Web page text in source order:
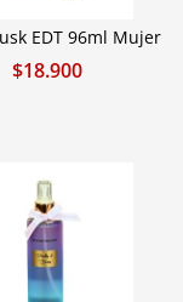
EDT 96ml Mujer
$18.900